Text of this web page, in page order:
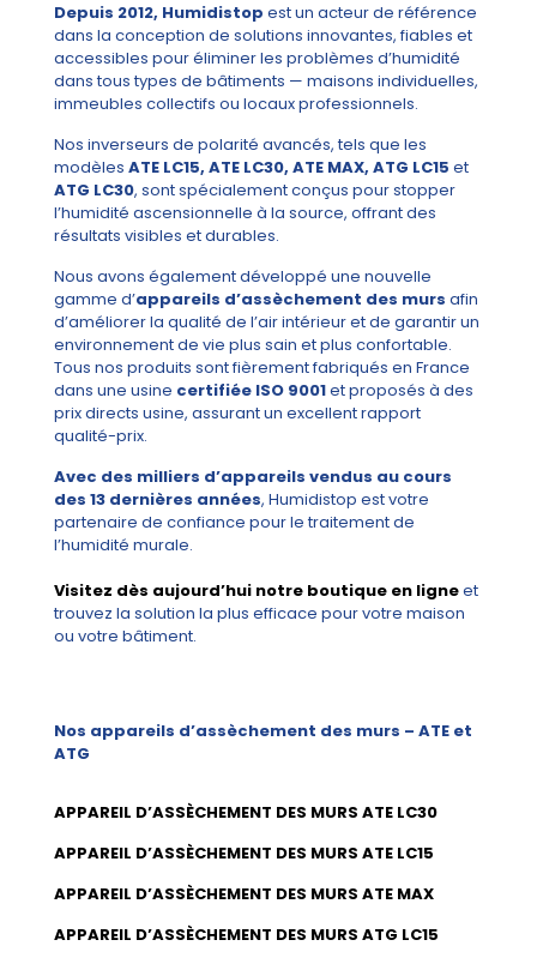
Depuis 2012, Humidistop est un acteur de référence
dans la conception de solutions innovantes, fiables et
accessibles pour éliminer les problèmes d’humidité
dans tous types de bâtiments — maisons individuelles,
immeubles collectifs ou locaux professionnels.
Nos inverseurs de polarité avancés, tels que les
modèles ATE LC15, ATE LC30, ATE MAX, ATG LC15 et
ATG LC30, sont spécialement conçus pour stopper
l’humidité ascensionnelle à la source, offrant des
résultats visibles et durables.
Nous avons également développé une nouvelle
gamme d’appareils d’assèchement des murs afin
d’améliorer la qualité de l’air intérieur et de garantir un
environnement de vie plus sain et plus confortable.
Tous nos produits sont fièrement fabriqués en France
dans une usine certifiée ISO 9001et proposés à des
prix directs usine, assurant un excellent rapport
qualité-prix.
Avec des milliers d’appareils vendus au cours
des 13 dernières années, Humidistop est votre
partenaire de confiance pour le traitement de
l’humidité murale.
Visitez dès aujourd’hui notre boutique en ligneet
trouvez la solution la plus efficace pour votre maison
ou votre bâtiment.
Nos appareils d’assèchement des murs – ATE et
ATG
APPAREIL D’ASSÈCHEMENT DES MURS ATE LC30
APPAREIL D’ASSÈCHEMENT DES MURS ATE LC15
APPAREIL D’ASSÈCHEMENT DES MURS ATE MAX
APPAREIL D’ASSÈCHEMENT DES MURS ATG LC15